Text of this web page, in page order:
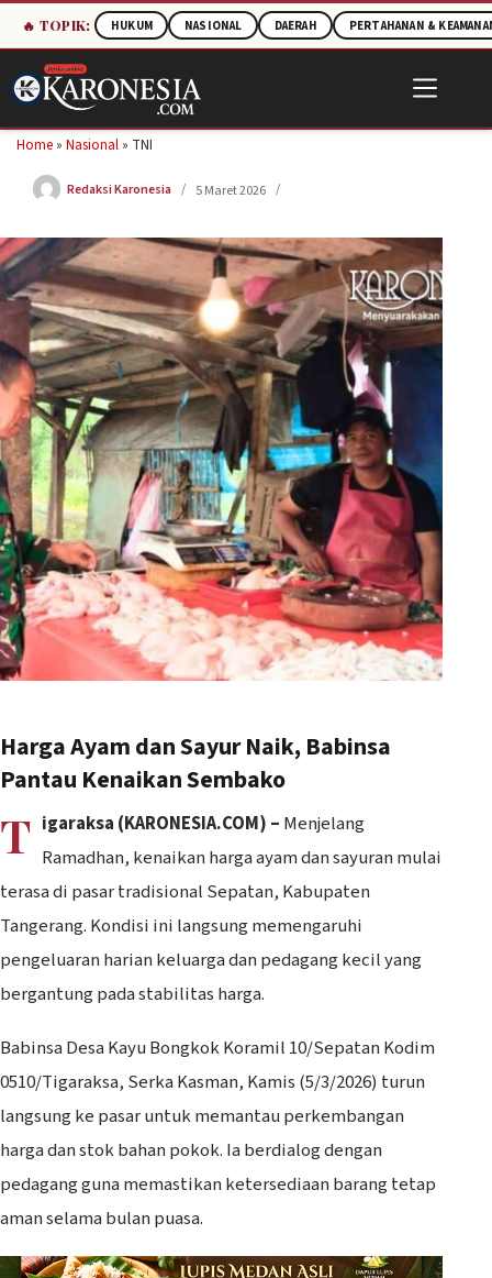
🔥 TOPIK: HUKUM NASIONAL DAERAH PERTAHANAN &
to
content
Home » Nasional » TNI
Redaksi Karonesia 5 Maret 2026
Harga Ayam dan Sayur Naik, Babinsa
Pantau Kenaikan Sembako
T igaraksa (KARONESIA.COM) – Menjelang
Ramadhan, kenaikan harga ayam dan sayuran mulai
terasa di pasar tradisional Sepatan, Kabupaten
Tangerang. Kondisi ini langsung memengaruhi
pengeluaran harian keluarga dan pedagang kecil yang
bergantung pada stabilitas harga.
Babinsa Desa Kayu Bongkok Koramil 10/Sepatan Kodim
0510/Tigaraksa, Serka Kasman, Kamis (5/3/2026) turun
langsung ke pasar untuk memantau perkembangan
harga dan stok bahan pokok. Ia berdialog dengan
pedagang guna memastikan ketersediaan barang tetap
aman selama bulan puasa.